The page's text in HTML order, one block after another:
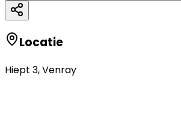
Locatie
Hiept 3,Venray